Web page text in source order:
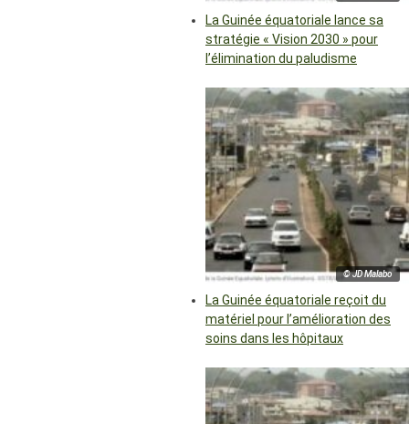
La Guinée équatoriale lance sa
stratégie « Vision 2030 » pour
l’élimination du paludisme
© JD Malabo
La Guinée équatoriale reçoit du
matériel pour l’amélioration des
soins dans les hôpitaux